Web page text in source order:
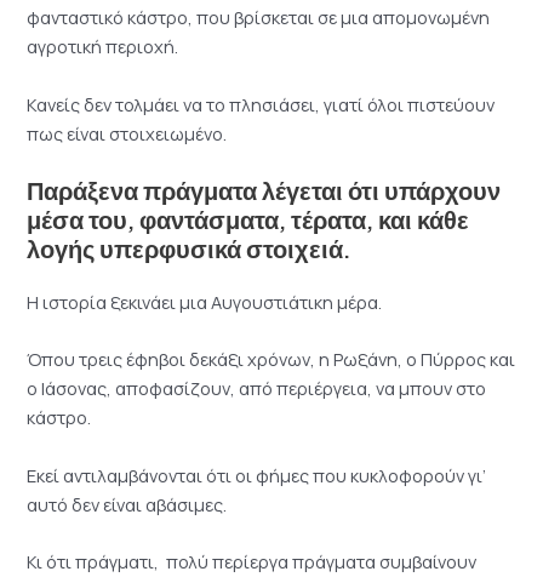
φανταστικό κάστρο, που βρίσκεται σε μια απομονωμένη
αγροτική περιοχή.
Κανείς δεν τολμάει να το πλησιάσει, γιατί όλοι πιστεύουν
πως είναι στοιχειωμένο.
Παράξενα πράγματα λέγεται ότι υπάρχουν
μέσα του, φαντάσματα, τέρατα, και κάθε
λογής υπερφυσικά στοιχειά.
Η ιστορία ξεκινάει μια Αυγουστιάτικη μέρα.
Όπου τρεις έφηβοι δεκάξι χρόνων, η Ρωξάνη, ο Πύρρος και
ο Ιάσονας, αποφασίζουν, από περιέργεια, να μπουν στο
κάστρο.
Εκεί αντιλαμβάνονται ότι οι φήμες που κυκλοφορούν γι’
αυτό δεν είναι αβάσιμες.
Κι ότι πράγματι, πολύ περίεργα πράγματα συμβαίνουν